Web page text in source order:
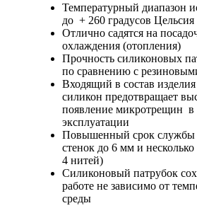
Температурный диапазон
до + 260 градусов Цельсия
Отлично садятся на
охлаждения (отопления)
Прочность силиконовых
по сравнению с
Входящий в состав
силикон предотвращает
появление микротрещин в
эксплуатации
Повышенный срок службы
стенок до 6 мм и
4 нитей)
Силиконовый патрубок
работе не зависимо от
среды